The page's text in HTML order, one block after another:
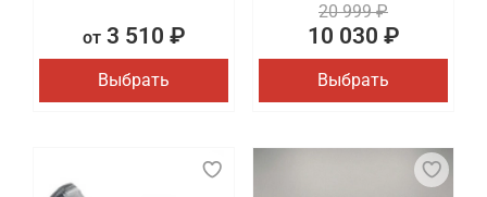
от3 510 ₽
Выбрать
20 999 ₽
10 030 ₽
Выбрать